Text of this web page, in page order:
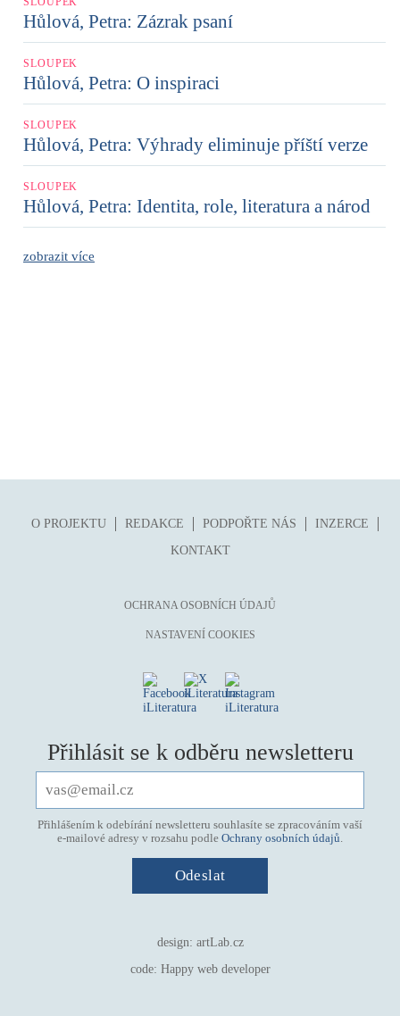
Hůlová, Petra: Zázrak psaní
SLOUPEK
Hůlová, Petra: O inspiraci
SLOUPEK
Hůlová, Petra: Výhrady eliminuje příští verze
SLOUPEK
Hůlová, Petra: Identita, role, literatura a národ
zobrazit více
O PROJEKTU REDAKCE PODPOŘTE NÁS
INZERCE
KONTAKT
OCHRANA OSOBNÍCH ÚDAJŮ
NASTAVENÍ COOKIES
Přihlásit se k odběru newsletteru
Přihlášením k odebírání newsletteru souhlasíte se zpracováním vaší
e-mailové adresy v rozsahu podle Ochrany osobních údajů
design: artLab.cz
code: Happy web developer